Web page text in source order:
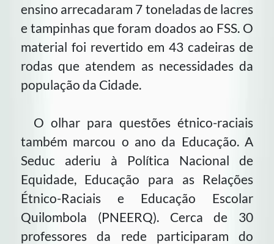
ensino arrecadaram 7 toneladas de lacres
e tampinhas que foram doados ao FSS. O
material foi revertido em 43 cadeiras de
rodas que atendem as necessidades da
população da Cidade.
O olhar para questões étnico-raciais
também marcou o ano da Educação. A
Seduc aderiu à Política Nacional de
Equidade, Educação para as Relações
Étnico-Raciais e Educação Escolar
Quilombola (PNEERQ). Cerca de 30
professores da rede participaram do